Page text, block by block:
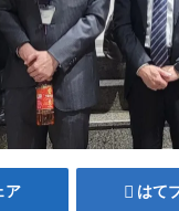
ア はて